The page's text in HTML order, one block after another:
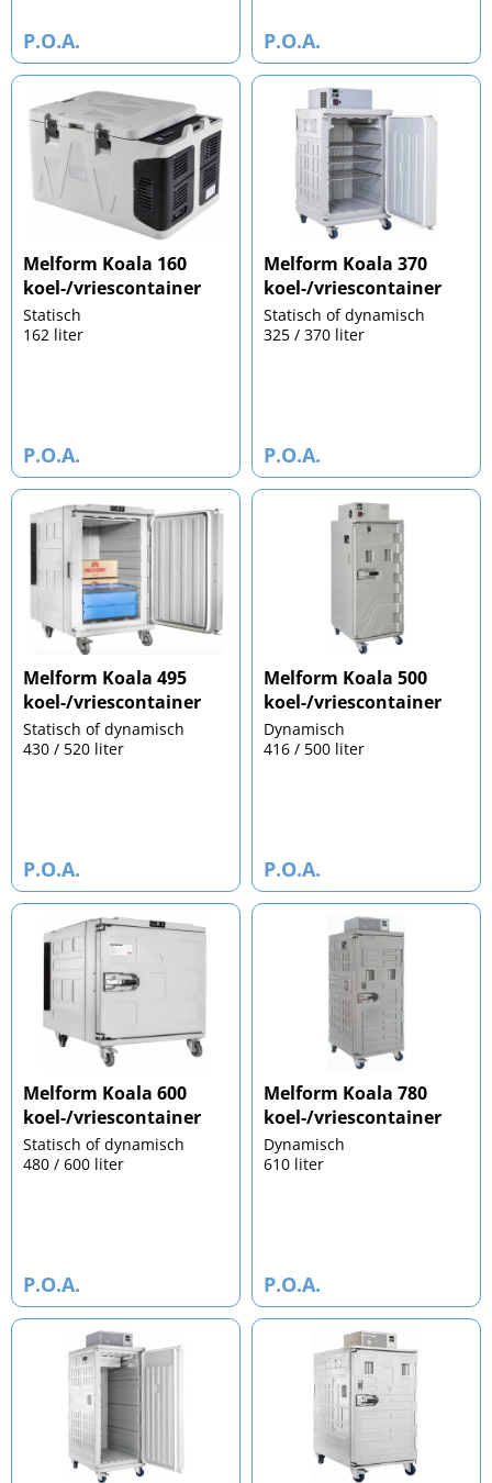
P.O.A. P.O.A.
Melform Koala 160
koel-/vriescontainer
Statisch
162 liter
P.O.A.
Melform Koala 370
koel-/vriescontainer
Statisch of dynamisch
325 / 370 liter
P.O.A.
Melform Koala 495
koel-/vriescontainer
Statisch of dynamisch
430 / 520 liter
P.O.A.
Melform Koala 500
koel-/vriescontainer
Dynamisch
416 / 500 liter
P.O.A.
Melform Koala 600
koel-/vriescontainer
Statisch of dynamisch
480 / 600 liter
P.O.A.
Melform Koala 780
koel-/vriescontainer
Dynamisch
610 liter
P.O.A.